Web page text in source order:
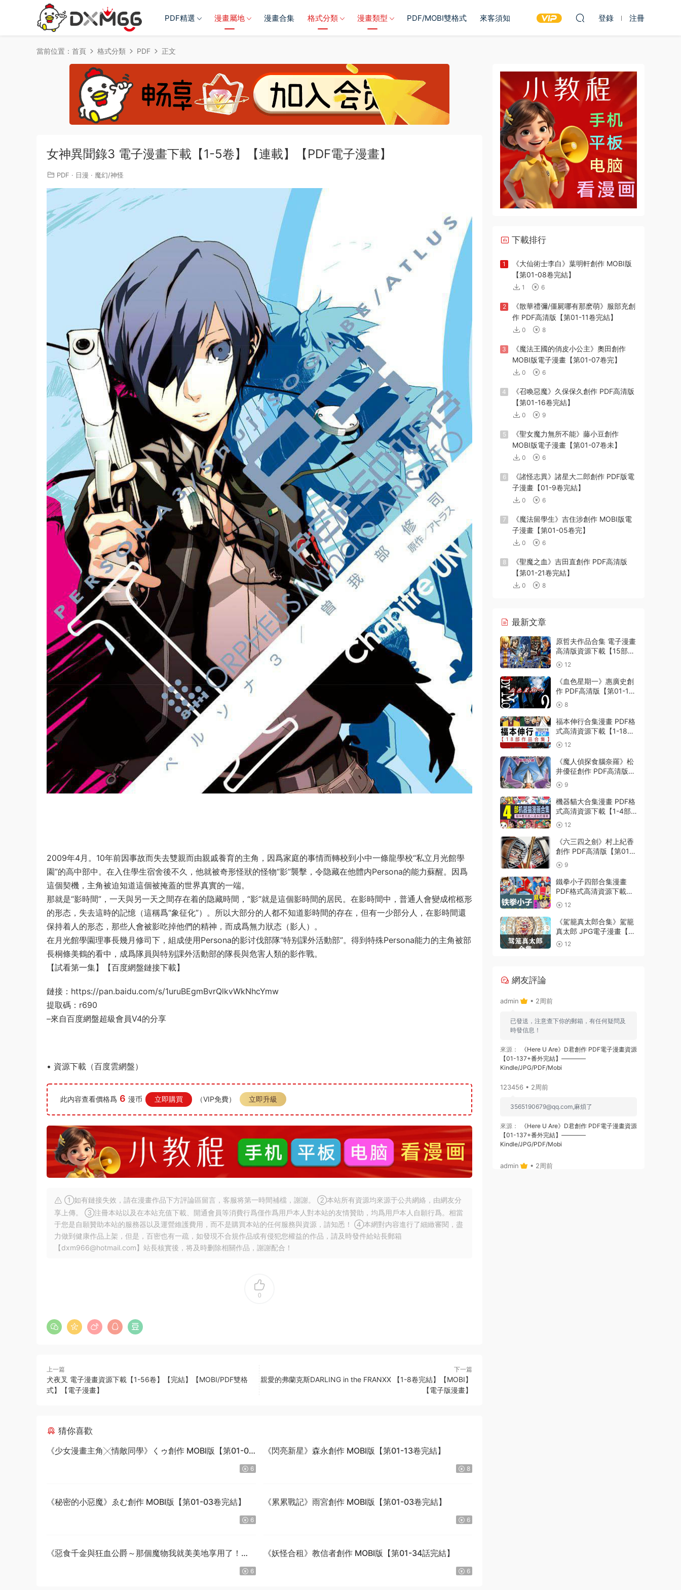
PDF精選 漫畫屬地 漫畫合集 格式分類 漫畫類型 PDF/MOBI雙格式 來客須知 登錄 注冊
當前位置： 首頁 格式分類 PDF 正文
女神異聞錄3 電子漫畫下載【1-5卷】【連載】【PDF電子漫畫】
PDF · 日漫 · 魔幻/神怪
2009年4月。10年前因事故而失去雙親而由親戚養育的主角，因爲家庭的事情而轉校到小中一條龍學校“私立月光館學
園”的高中部中。在入住學生宿舍後不久，他就被奇形怪狀的怪物“影”襲擊，令隐藏在他體内Persona的能力蘇醒。因爲
這個契機，主角被迫知道這個被掩蓋的世界真實的一端。
那就是“影時間”，一天與另一天之間存在着的隐藏時間，“影”就是這個影時間的居民。在影時間中，普通人會變成棺柩形
的形态，失去這時的記憶（這稱爲“象征化”）。所以大部分的人都不知道影時間的存在，但有一少部分人，在影時間還
保持着人的形态，那些人會被影吃掉他們的精神，而成爲無力狀态（影人）。
在月光館學園理事長幾月修司下，組成使用Persona的影讨伐部隊“特别課外活動部”。得到特殊Persona能力的主角被部
長桐條美鶴的看中，成爲隊員與特别課外活動部的隊長與危害人類的影作戰。
【試看第一集】【百度網盤鏈接下載】
鏈接：https://pan.baidu.com/s/1uruBEgmBvrQlkvWkNhcYmw
提取碼：r690
–來自百度網盤超級會員V4的分享
• 資源下載（百度雲網盤）
此内容查看價格爲 6 漫币 立即購買 （VIP免費） 立即升級
①如有鏈接失效，請在漫畫作品下方評論區留言，客服将第一時間補檔，謝謝。 ②本站所有資源均來源于公共網絡，由網友分
享上傳。 ③注冊本站以及在本站充值下載、開通會員等消費行爲僅作爲用戶本人對本站的友情贊助，均爲用戶本人自願行爲。相當
于您是自願贊助本站的服務器以及運營維護費用，而不是購買本站的任何服務與資源，請知悉！ ④本網對内容進行了細緻審閱，盡
力做到健康作品上架，但是，百密也有一疏，如發現不合規作品或有侵犯您權益的作品，請及時發件給站長郵箱
【dxm966@hotmail.com】站長核實後，将及時删除相關作品，謝謝配合！
0
上一篇
犬夜叉 電子漫畫資源下載【1-56卷】【完結】【MOBI/PDF雙格
式】【電子漫畫】
下一篇
親愛的弗蘭克斯DARLING in the FRANXX 【1-8卷完結】【MOBI】
【電子版漫畫】
猜你喜歡
《少女漫畫主角╳情敵同學》くゥ創作 MOBI版【第01-04
6
《閃亮新星》森永創作 MOBI版【第01-13卷完結】
8
《秘密的小惡魔》ゑむ創作 MOBI版【第01-03卷完結】
6
《累累戰記》雨宮創作 MOBI版【第01-03卷完結】
6
《惡食千金與狂血公爵～那個魔物我就美美地享用了！》
6
《妖怪合租》教信者創作 MOBI版【第01-34話完結】
6
下載排行
1
《大仙術士李白》葉明軒創作 MOBI版
【第01-08卷完結】
1 6
2
《散華禮彌/僵屍哪有那麽萌》服部充創
作 PDF高清版【第01-11卷完結】
0 8
3
《魔法王國的俏皮小公主》奧田創作
MOBI版電子漫畫【第01-07卷完】
0 6
4
《召喚惡魔》久保保久創作 PDF高清版
【第01-16卷完結】
0 9
5
《聖女魔力無所不能》藤小豆創作
MOBI版電子漫畫【第01-07卷未】
0 6
6
《諸怪志異》諸星大二郎創作 PDF版電
子漫畫【01-9卷完結】
0 6
7
《魔法留學生》吉住涉創作 MOBI版電
子漫畫【第01-05卷完】
0 6
8
《聖魔之血》吉田直創作 PDF高清版
【第01-21卷完結】
0 8
最新文章
原哲夫作品合集 電子漫畫
高清版資源下載【15部合
集完結】【PDF格式】
【電子版漫畫】
12
《血色星期一》惠廣史創
作 PDF高清版【第01-11
卷完結】
8
福本伸行合集漫畫 PDF格
式高清資源下載【1-18部
完結】Kindle電子漫畫資
源精品
12
《魔人偵探食腦奈羅》松
井優征創作 PDF高清版
【第01-23卷完結】
9
機器貓大合集漫畫 PDF格
式高清資源下載【1-4部
合集完結】Kindle電子漫
畫資源精品
12
《六三四之劍》村上紀香
創作 PDF高清版【第01-
24卷完結】
9
鐵拳小子四部合集漫畫
PDF格式高清資源下載
【1-4部合集完結】Kindle
電子漫畫資源精品
12
《駕籠真太郎合集》駕籠
真太郎 JPG電子漫畫【全
系完結】————
12
網友評論
admin • 2周前
已發送，注意查下你的郵箱，有任何疑問及
時發信息！
來源：
《Here U Are》D君創作 PDF電子漫畫資源
【01-137+番外完結】————
Kindle/JPG/PDF/Mobi
123456 • 2周前
3565190679@qq.com,麻煩了
來源：
《Here U Are》D君創作 PDF電子漫畫資源
【01-137+番外完結】————
Kindle/JPG/PDF/Mobi
admin • 2周前